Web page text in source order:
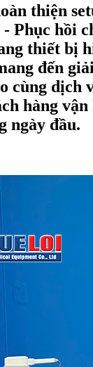
thiện
Phục hồi
thiết bị
đến
cùng dịch
hàng vận
ngày đầu.